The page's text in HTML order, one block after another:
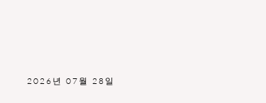
2026년 07월 28일